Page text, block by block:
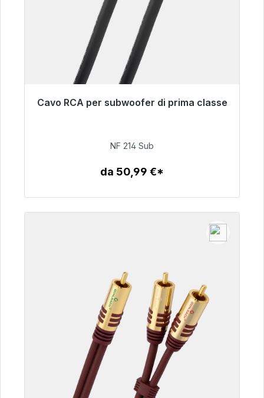
Cavo RCA per subwoofer di prima classe
Pronto per la spedizione immediata, tempo di
94,00 €
NF 214 Sub
da 50,99 €*